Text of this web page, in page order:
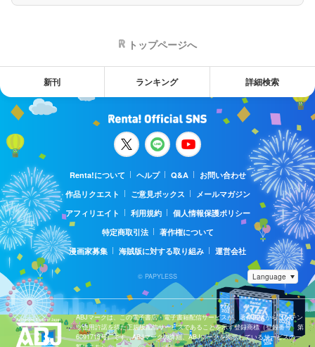
トップページへ
新刊 ランキング 詳細検索
Renta!について ヘルプ Q&A
お問い合わせ
作品リクエスト
ご意見ボックス
メールマガジン
アフィリエイト
利用規約
個人情報保護ポリシー
特定商取引法
著作権について
漫画家募集
海賊版に対する取り組み 運営会社
© PAPYLESS
ABJマークは、この電子書店・電子書籍配信サービスが、著作権者からコンテン
ツ使用許諾を得た正規版配信サービスであることを示す登録商標（登録番号 第
6091713号）です。ABJマークの詳細、ABJマークを掲示しているサービスの一